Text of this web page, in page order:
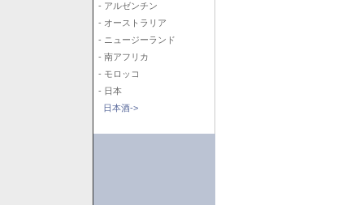
- アルゼンチン
- オーストラリア
- ニュージーランド
- 南アフリカ
- モロッコ
- 日本
日本酒->